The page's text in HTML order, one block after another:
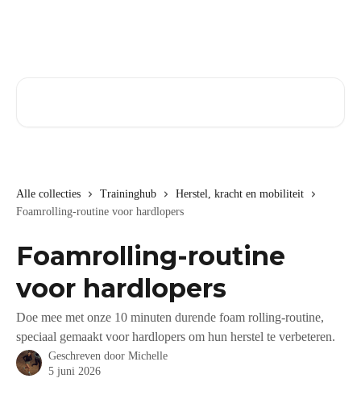
Alle collecties Traininghub
Herstel, kracht en mobiliteit
Foamrolling-routine voor hardlopers
Foamrolling-routine
voor hardlopers
Doe mee met onze 10 minuten durende foam rolling-routine,
speciaal gemaakt voor hardlopers om hun herstel te verbeteren.
Geschreven door Michelle
5 juni 2026